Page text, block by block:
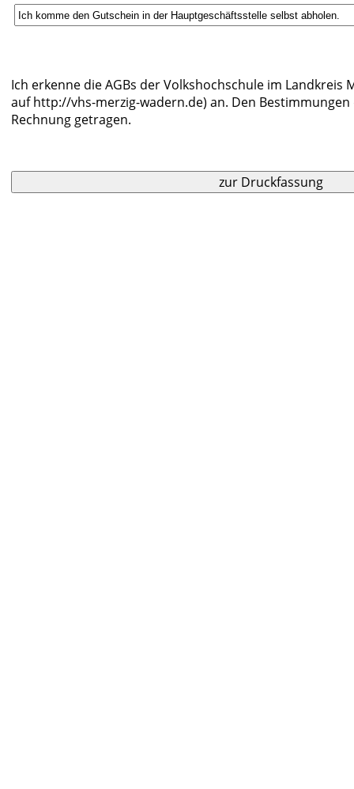
Ich erkenne die AGBs der Volkshochschule im Landkreis
auf http://vhs-merzig-wadern.de) an. Den
Rechnung getragen.